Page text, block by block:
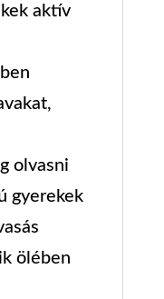
aktív
olvasni
gyerekek
ölében